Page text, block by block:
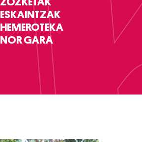
ESKAINTZAK
HEMEROTEKA
NOR GARA